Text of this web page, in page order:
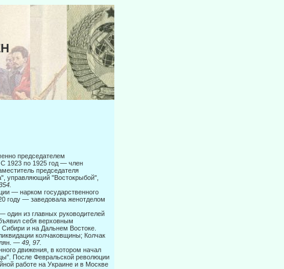
председате­лем
С 1923 по 1925 год — член
председателя
управляющий "Востокрыбой",
— нарком государственного
году — заведовала женотделом
из главных руководителей
себя верховным
и на Дальнем Востоке.
колчаковщины; Колчак
— 49, 97.
движе­ния, в котором начал
После Февральской революции
работе на Украине и в Москве